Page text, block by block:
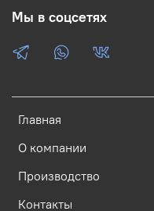
Главная
О компании
Производство
Контакты
Мы в соцсетях